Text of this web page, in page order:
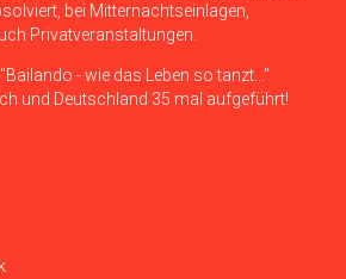
bei Mitternachtseinlagen,
Privatveranstaltungen.
- wie das Leben so tanzt..."
und Deutschland 35 mal aufgeführt!